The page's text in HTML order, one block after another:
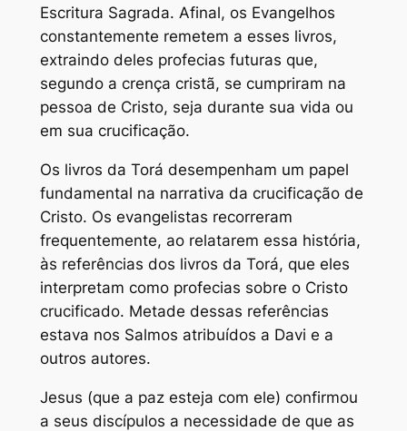
Escritura Sagrada. Afinal, os Evangelhos
constantemente remetem a esses livros,
extraindo deles profecias futuras que,
segundo a crença cristã, se cumpriram na
pessoa de Cristo, seja durante sua vida ou
em sua crucificação.
Os livros da Torá desempenham um papel
fundamental na narrativa da crucificação de
Cristo. Os evangelistas recorreram
frequentemente, ao relatarem essa história,
às referências dos livros da Torá, que eles
interpretam como profecias sobre o Cristo
crucificado. Metade dessas referências
estava nos Salmos atribuídos a Davi e a
outros autores.
Jesus (que a paz esteja com ele) confirmou
a seus discípulos a necessidade de que as